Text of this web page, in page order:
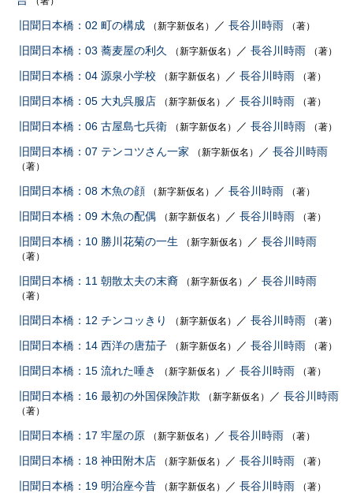
旧聞日本橋：02 町の構成 （新字新仮名） ／ 長谷川時雨 （著）
旧聞日本橋：03 蕎麦屋の利久 （新字新仮名） ／ 長谷川時雨 （著）
旧聞日本橋：04 源泉小学校 （新字新仮名） ／ 長谷川時雨 （著）
旧聞日本橋：05 大丸呉服店 （新字新仮名） ／ 長谷川時雨 （著）
旧聞日本橋：06 古屋島七兵衛 （新字新仮名） ／ 長谷川時雨 （著）
旧聞日本橋：07 テンコツさん一家 （新字新仮名） ／ 長谷川時雨
（著）
旧聞日本橋：08 木魚の顔 （新字新仮名） ／ 長谷川時雨 （著）
旧聞日本橋：09 木魚の配偶 （新字新仮名） ／ 長谷川時雨 （著）
旧聞日本橋：10 勝川花菊の一生 （新字新仮名） ／ 長谷川時雨
（著）
旧聞日本橋：11 朝散太夫の末裔 （新字新仮名） ／ 長谷川時雨
（著）
旧聞日本橋：12 チンコッきり （新字新仮名） ／ 長谷川時雨 （著）
旧聞日本橋：14 西洋の唐茄子 （新字新仮名） ／ 長谷川時雨 （著）
旧聞日本橋：15 流れた唾き （新字新仮名） ／ 長谷川時雨 （著）
旧聞日本橋：16 最初の外国保険詐欺 （新字新仮名） ／ 長谷川時雨
（著）
旧聞日本橋：17 牢屋の原 （新字新仮名） ／ 長谷川時雨 （著）
旧聞日本橋：18 神田附木店 （新字新仮名） ／ 長谷川時雨 （著）
旧聞日本橋：19 明治座今昔 （新字新仮名） ／ 長谷川時雨 （著）